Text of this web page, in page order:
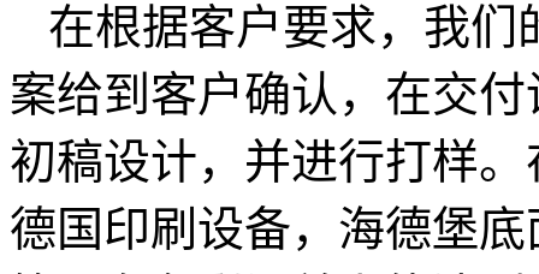
在根据客户要求，我们
案给到客户确认，在交
初稿设计，并进行打样
德国印刷设备，海德堡